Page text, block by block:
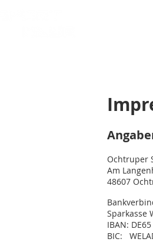
Ochtruper
Am
48607
Sparkasse
IBAN:
BIC: